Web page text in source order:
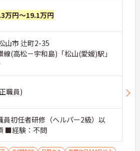
万円～19.1万円
山市 辻町2-35
線(高松－宇和島)「松山(愛媛)駅」
職員)
初任者研修（ヘルパー2級）以
■経験：不問